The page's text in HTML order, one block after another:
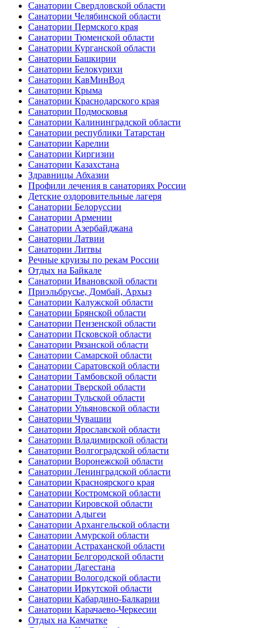
Санатории Свердловской области
Санатории Челябинской области
Санатории Пермского края
Санатории Тюменской области
Санатории Курганской области
Санатории Башкирии
Санатории Белокурихи
Санатории КавМинВод
Санатории Крыма
Санатории Краснодарского края
Санатории Подмосковья
Санатории Калининградской области
Санатории республики Татарстан
Санатории Карелии
Санатории Киргизии
Санатории Казахстана
Здравницы Абхазии
Профили лечения в санаториях России
Детские оздоровительные лагеря
Санатории Белоруссии
Санатории Армении
Санатории Азербайджана
Санатории Латвии
Санатории Литвы
Речные круизы по рекам России
Отдых на Байкале
Санатории Ивановской области
Приэльбрусье, Домбай, Архыз
Санатории Калужской области
Санатории Брянской области
Санатории Пензенской области
Санатории Псковской области
Санатории Рязанской области
Санатории Самарской области
Санатории Саратовской области
Санатории Тамбовской области
Санатории Тверской области
Санатории Тульской области
Санатории Ульяновской области
Санатории Чувашии
Санатории Ярославской области
Санатории Владимирской области
Санатории Волгоградской области
Санатории Воронежской области
Санатории Ленинградской области
Санатории Красноярского края
Санатории Костромской области
Санатории Кировской области
Санатории Адыгеи
Санатории Архангельской области
Санатории Амурской области
Санатории Астраханской области
Санатории Белгородской области
Санатории Дагестана
Санатории Вологодской области
Санатории Иркутской области
Санатории Кабардино-Балкарии
Санатории Карачаево-Черкесии
Отдых на Камчатке